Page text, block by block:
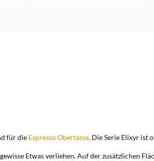
für die Espresso Obertasse. Die Serie Elixyr ist
Etwas verliehen. Auf der zusätzlichen